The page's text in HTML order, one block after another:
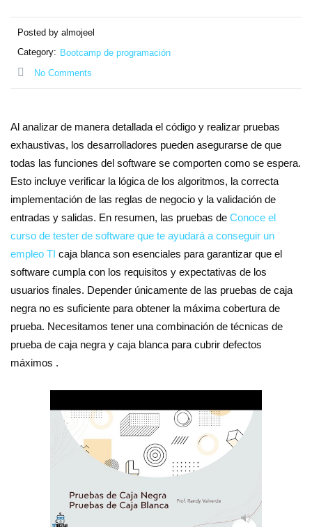
Posted by almojeel
Category: Bootcamp de programación
No Comments
Al analizar de manera detallada el código y realizar pruebas
exhaustivas, los desarrolladores pueden asegurarse de que
todas las funciones del software se comporten como se espera.
Esto incluye verificar la lógica de los algoritmos, la correcta
implementación de las reglas de negocio y la validación de
entradas y salidas. En resumen, las pruebas de Conoce el
curso de tester de software que te ayudará a conseguir un
empleo TI caja blanca son esenciales para garantizar que el
software cumpla con los requisitos y expectativas de los
usuarios finales. Depender únicamente de las pruebas de caja
negra no es suficiente para obtener la máxima cobertura de
prueba. Necesitamos tener una combinación de técnicas de
prueba de caja negra y caja blanca para cubrir defectos
máximos .